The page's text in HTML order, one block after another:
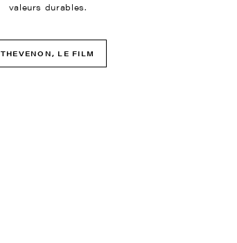
valeurs durables.
THEVENON, LE FILM